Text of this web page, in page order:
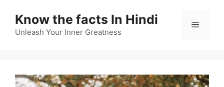
content
Know the facts In Hindi
Unleash Your Inner Greatness
Menu